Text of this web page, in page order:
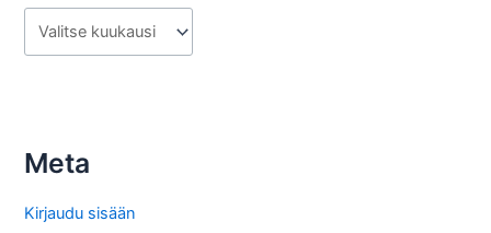
r
s
o
Meta
Kirjaudu sisään